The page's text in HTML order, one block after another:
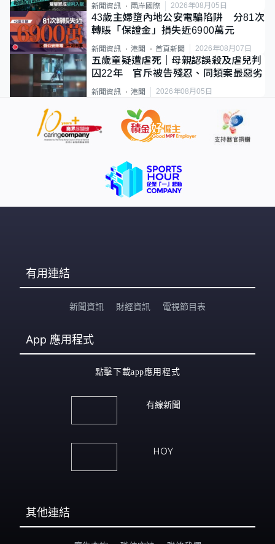
新聞資訊 兩岸國際 2026年08月05日
43歲主婦墮內地公安電騙陷阱 分81次
轉賬「保證金」損失近6900萬元
新聞資訊 港聞 首頁新聞 2026年08月07日
五歲童疑遭虐死｜母親認誤殺及虐兒判
囚22年 官斥被告殘忍、同類案最惡劣
新聞資訊 港聞 2026年08月05日
有用連結
新聞資訊 財經資訊 電視節目表
App 應用程式
點擊下載app應用程式
有線新聞
HOY
其他連結